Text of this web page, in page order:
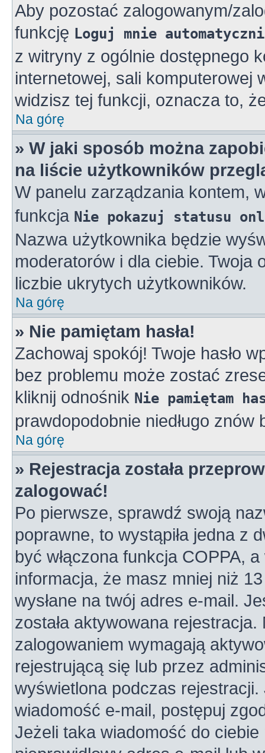
Aby pozostać zalogowanym/
funkcję Loguj mnie
z witryny z ogólnie dostępnego
internetowej, sali komputerowej
widzisz tej funkcji, oznacza to,
Na górę
» W jaki sposób można
na liście użytkowników
W panelu zarządzania kontem,
funkcja Nie pokazuj statusu
Nazwa użytkownika będzie
moderatorów i dla ciebie. Twoja
liczbie ukrytych użytkowników.
Na górę
» Nie pamiętam hasła!
Zachowaj spokój! Twoje hasło
bez problemu może zostać
kliknij odnośnik Nie pamiętam
prawdopodobnie niedługo
Na górę
» Rejestracja została
zalogować!
Po pierwsze, sprawdź swoją
poprawne, to wystąpiła jedna z
być włączona funkcja COPPA,
informacja, że masz mniej niż
wysłane na twój adres e-mail.
została aktywowana
zalogowaniem wymagają
rejestrującą się lub przez
wyświetlona podczas rejestracji.
wiadomość e-mail, postępuj
Jeżeli taka wiadomość do ciebie